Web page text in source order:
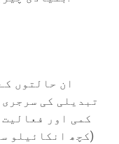
ان حالتوں
تبدیلی کی
کمی اور
(کچھ انکائیلو